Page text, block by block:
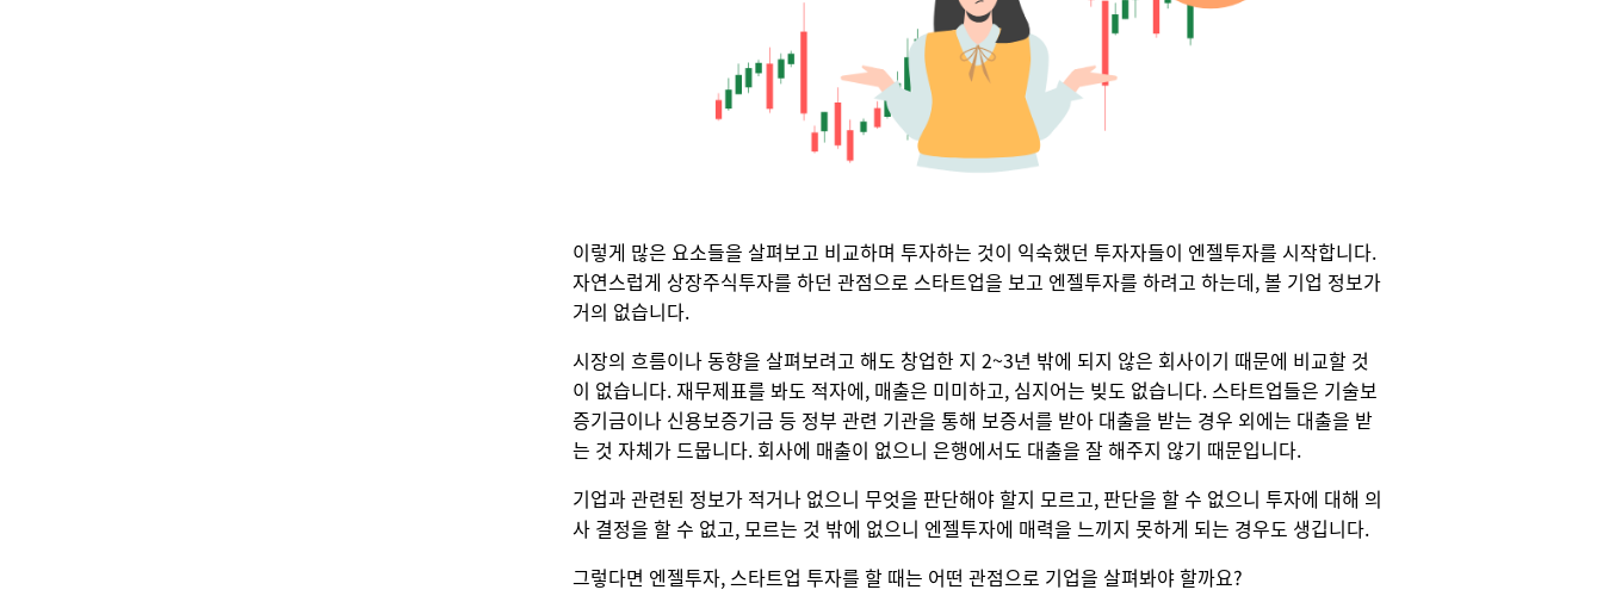
이렇게 많은 요소들을 살펴보고 비교하며 투자하는 것이 익숙했던 투자자들이 엔젤투자를 시작합니다.
자연스럽게 상장주식투자를 하던 관점으로 스타트업을 보고 엔젤투자를 하려고 하는데, 볼 기업 정보가
거의 없습니다.
시장의 흐름이나 동향을 살펴보려고 해도 창업한 지 2~3년 밖에 되지 않은 회사이기 때문에 비교할 것
이 없습니다. 재무제표를 봐도 적자에, 매출은 미미하고, 심지어는 빚도 없습니다. 스타트업들은 기술보
증기금이나 신용보증기금 등 정부 관련 기관을 통해 보증서를 받아 대출을 받는 경우 외에는 대출을 받
는 것 자체가 드뭅니다. 회사에 매출이 없으니 은행에서도 대출을 잘 해주지 않기 때문입니다.
기업과 관련된 정보가 적거나 없으니 무엇을 판단해야 할지 모르고, 판단을 할 수 없으니 투자에 대해 의
사 결정을 할 수 없고, 모르는 것 밖에 없으니 엔젤투자에 매력을 느끼지 못하게 되는 경우도 생깁니다.
그렇다면 엔젤투자, 스타트업 투자를 할 때는 어떤 관점으로 기업을 살펴봐야 할까요?